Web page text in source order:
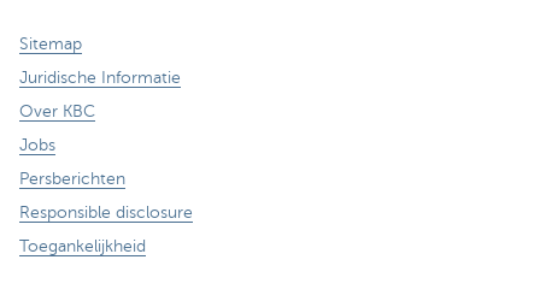
Sitemap
Juridische Informatie
Over KBC
Jobs
Persberichten
Responsible disclosure
Toegankelijkheid